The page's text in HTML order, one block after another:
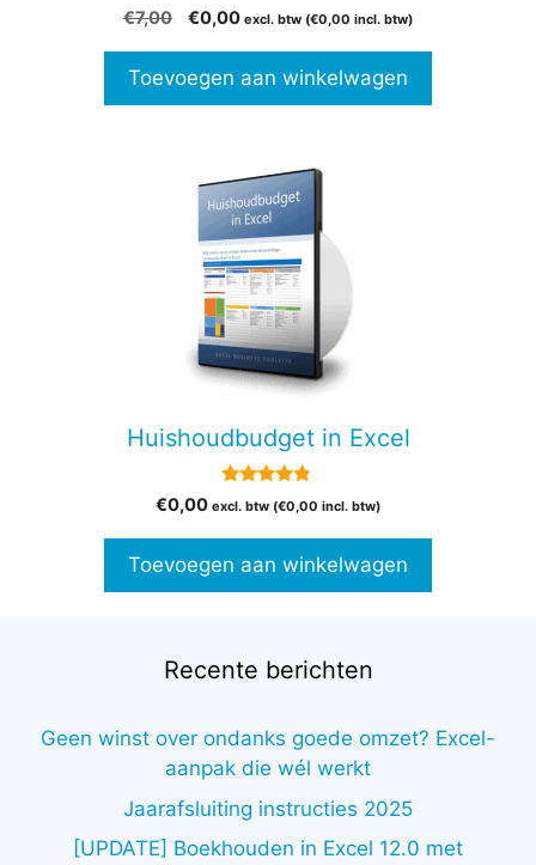
4.69
van 5
€7,00
Oorspronkelijke
€7,00.
€0,00Huidige
€0,00.
excl. btw (€0,00 incl. btw)
Toevoegen aan winkelwagen
Huishoudbudget in Excel
4.67
van 5
€0,00 excl. btw (€0,00 incl. btw)
Toevoegen aan winkelwagen
Recente berichten
Geen winst over ondanks goede omzet? Excel-
aanpak die wél werkt
Jaarafsluiting instructies 2025
[UPDATE] Boekhouden in Excel 12.0 met